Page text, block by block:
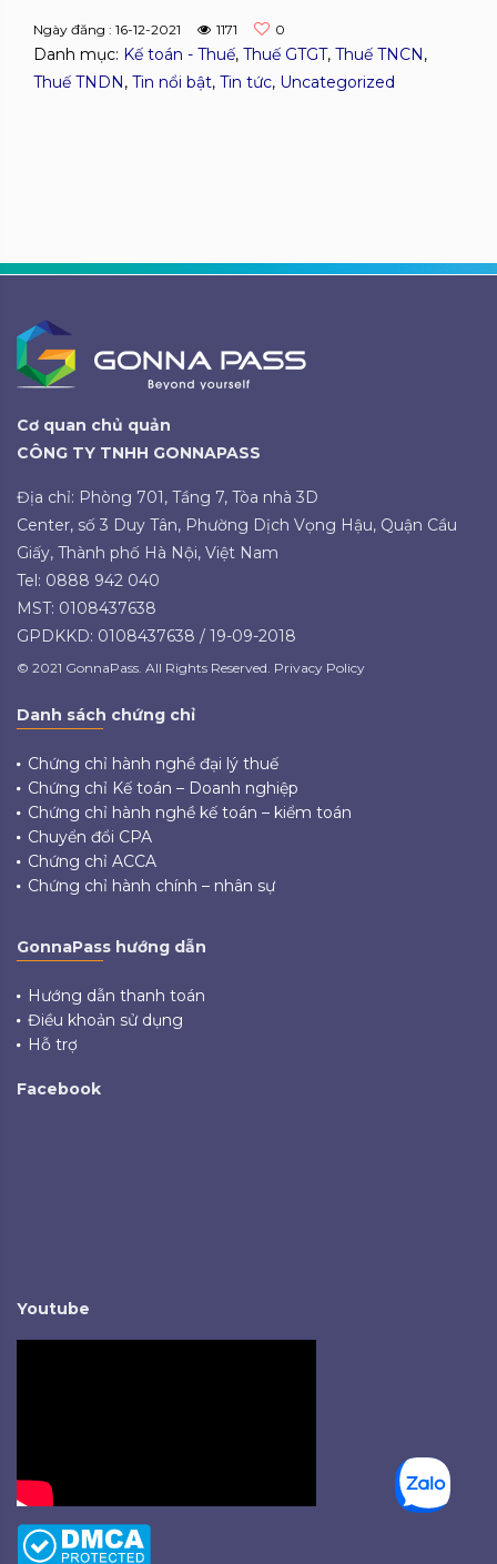
Ngày đăng : 16-12-2021 1171 0
Danh mục: Kế toán - Thuế, Thuế GTGT, Thuế TNCN,
Thuế TNDN, Tin nổi bật, Tin tức, Uncategorized
Cơ quan chủ quản
CÔNG TY TNHH GONNAPASS
Địa chỉ: Phòng 701, Tầng 7, Tòa nhà 3D
Center, số 3 Duy Tân, Phường Dịch Vọng Hậu, Quận Cầu
Giấy, Thành phố Hà Nội, Việt Nam
Tel: 0888 942 040
MST: 0108437638
GPDKKD: 0108437638 / 19-09-2018
© 2021 GonnaPass. All Rights Reserved. Privacy Policy
Danh sách chứng chỉ
Chứng chỉ hành nghề đại lý thuế
Chứng chỉ Kế toán – Doanh nghiệp
Chứng chỉ hành nghề kế toán – kiểm toán
Chuyển đổi CPA
Chứng chỉ ACCA
Chứng chỉ hành chính – nhân sự
GonnaPass hướng dẫn
Hướng dẫn thanh toán
Điều khoản sử dụng
Hỗ trợ
Facebook
Youtube